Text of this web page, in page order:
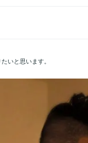
いと思います。